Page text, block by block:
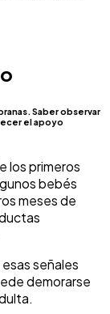
Saber observar
el apoyo
los primeros
bebés
meses de
señales
demorarse